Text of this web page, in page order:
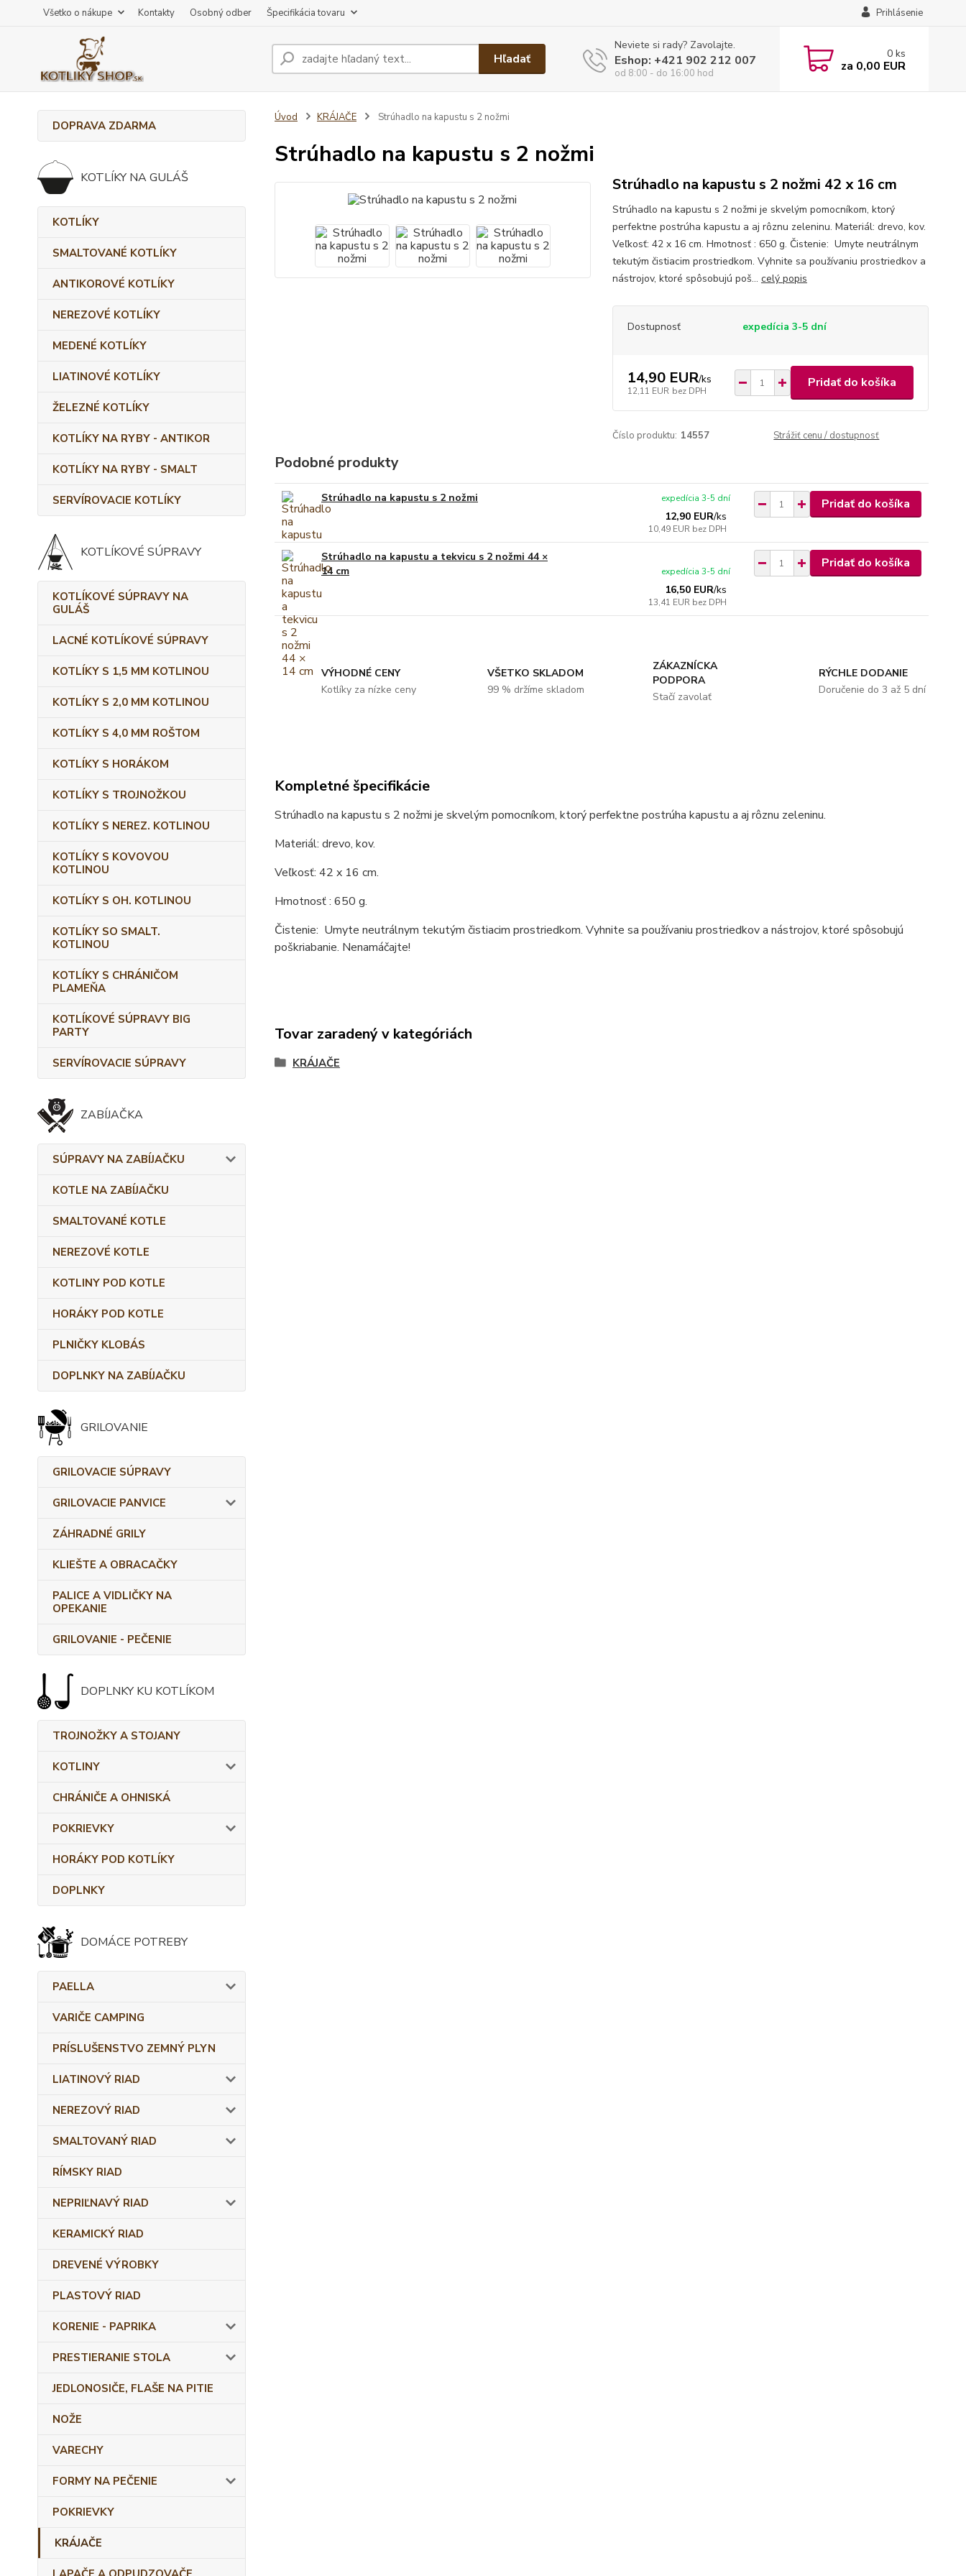
Všetko o nákupe Kontakty Osobný odber Špecifikácia tovaru Prihlásenie
Hľadať
Neviete si rady? Zavolajte.
Eshop: +421 902 212 007
od 8:00 - do 16:00 hod
0 ks
za 0,00 EUR
DOPRAVA ZDARMA
KOTLÍKY NA GULÁŠ
KOTLÍKY
SMALTOVANÉ KOTLÍKY
ANTIKOROVÉ KOTLÍKY
NEREZOVÉ KOTLÍKY
MEDENÉ KOTLÍKY
LIATINOVÉ KOTLÍKY
ŽELEZNÉ KOTLÍKY
KOTLÍKY NA RYBY - ANTIKOR
KOTLÍKY NA RYBY - SMALT
SERVÍROVACIE KOTLÍKY
KOTLÍKOVÉ SÚPRAVY
KOTLÍKOVÉ SÚPRAVY NA
GULÁŠ
LACNÉ KOTLÍKOVÉ SÚPRAVY
KOTLÍKY S 1,5 MM KOTLINOU
KOTLÍKY S 2,0 MM KOTLINOU
KOTLÍKY S 4,0 MM ROŠTOM
KOTLÍKY S HORÁKOM
KOTLÍKY S TROJNOŽKOU
KOTLÍKY S NEREZ. KOTLINOU
KOTLÍKY S KOVOVOU
KOTLINOU
KOTLÍKY S OH. KOTLINOU
KOTLÍKY SO SMALT.
KOTLINOU
KOTLÍKY S CHRÁNIČOM
PLAMEŇA
KOTLÍKOVÉ SÚPRAVY BIG
PARTY
SERVÍROVACIE SÚPRAVY
ZABÍJAČKA
SÚPRAVY NA ZABÍJAČKU
KOTLE NA ZABÍJAČKU
SMALTOVANÉ KOTLE
NEREZOVÉ KOTLE
KOTLINY POD KOTLE
HORÁKY POD KOTLE
PLNIČKY KLOBÁS
DOPLNKY NA ZABÍJAČKU
GRILOVANIE
GRILOVACIE SÚPRAVY
GRILOVACIE PANVICE
ZÁHRADNÉ GRILY
KLIEŠTE A OBRACAČKY
PALICE A VIDLIČKY NA
OPEKANIE
GRILOVANIE - PEČENIE
DOPLNKY KU KOTLÍKOM
TROJNOŽKY A STOJANY
KOTLINY
CHRÁNIČE A OHNISKÁ
POKRIEVKY
HORÁKY POD KOTLÍKY
DOPLNKY
DOMÁCE POTREBY
PAELLA
VARIČE CAMPING
PRÍSLUŠENSTVO ZEMNÝ PLYN
LIATINOVÝ RIAD
NEREZOVÝ RIAD
SMALTOVANÝ RIAD
RÍMSKY RIAD
NEPRIĽNAVÝ RIAD
KERAMICKÝ RIAD
DREVENÉ VÝROBKY
PLASTOVÝ RIAD
KORENIE - PAPRIKA
PRESTIERANIE STOLA
JEDLONOSIČE, FLAŠE NA PITIE
NOŽE
VARECHY
FORMY NA PEČENIE
POKRIEVKY
KRÁJAČE
Úvod KRÁJAČE Strúhadlo na kapustu s 2 nožmi
Strúhadlo na kapustu s 2 nožmi
Strúhadlo na kapustu s 2 nožmi 42 x 16 cm
Strúhadlo na kapustu s 2 nožmi je skvelým pomocníkom, ktorý
perfektne postrúha kapustu a aj rôznu zeleninu. Materiál: drevo, kov.
Veľkosť: 42 x 16 cm. Hmotnosť : 650 g. Čistenie: Umyte neutrálnym
tekutým čistiacim prostriedkom. Vyhnite sa používaniu prostriedkov a
nástrojov, ktoré spôsobujú poš... celý popis
Dostupnosť expedícia 3-5 dní
14,90 EUR/ks
12,11 EUR bez DPH
Pridať do košíka
Číslo produktu: 14557 Strážiť cenu / dostupnosť
Podobné produkty
Strúhadlo na kapustu s 2 nožmi
12,90 EUR/ks
10,49 EUR bez DPH
expedícia 3-5 dní Pridať do košíka
Strúhadlo na kapustu a tekvicu s 2 nožmi 44 ×
14 cm
16,50 EUR/ks
13,41 EUR bez DPH
expedícia 3-5 dní
Pridať do košíka
VÝHODNÉ CENY
Kotlíky za nízke ceny
VŠETKO SKLADOM
99 % držíme skladom
ZÁKAZNÍCKA
PODPORA
Stačí zavolať
RÝCHLE DODANIE
Doručenie do 3 až 5 dní
Kompletné špecifikácie
Strúhadlo na kapustu s 2 nožmi je skvelým pomocníkom, ktorý perfektne postrúha kapustu a aj rôznu zeleninu.
Materiál: drevo, kov.
Veľkosť: 42 x 16 cm.
Hmotnosť : 650 g.
Čistenie: Umyte neutrálnym tekutým čistiacim prostriedkom. Vyhnite sa používaniu prostriedkov a nástrojov, ktoré spôsobujú
poškriabanie. Nenamáčajte!
Tovar zaradený v kategóriách
KRÁJAČE